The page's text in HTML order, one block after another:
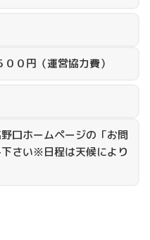
０円（運営協力費）
口ホームページの「お問
さい※日程は天候により